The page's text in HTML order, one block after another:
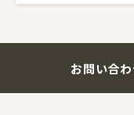
お問い合